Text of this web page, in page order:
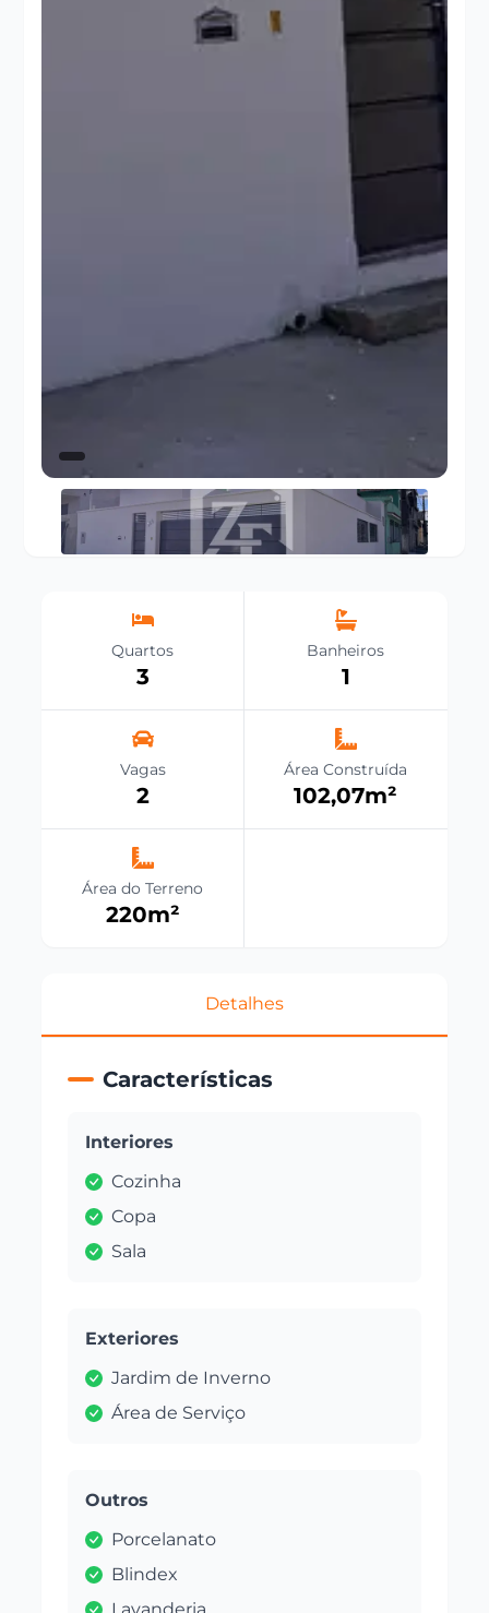
Quartos
3
Banheiros
1
Vagas
2
Área Construída
102,07m²
Área do Terreno
220m²
Detalhes
Características
Interiores
Cozinha
Copa
Sala
Exteriores
Jardim de Inverno
Área de Serviço
Outros
Porcelanato
Blindex
Lavanderia